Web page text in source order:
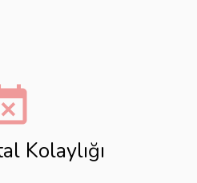
Kolaylığı